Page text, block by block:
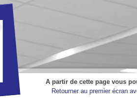
A partir de cette page vous
Retourner au premier écran